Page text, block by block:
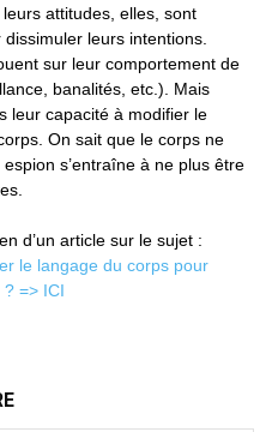
attitudes, elles, sont
leurs intentions.
sur leur comportement de
banalités, etc.). Mais
leur capacité à modifier le
On sait que le corps ne
s’entraîne à ne plus être
d’un article sur le sujet :
le langage du corps pour
=> ICI